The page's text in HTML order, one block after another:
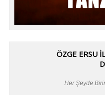
ÖZGE ERSU
Her Şeyde